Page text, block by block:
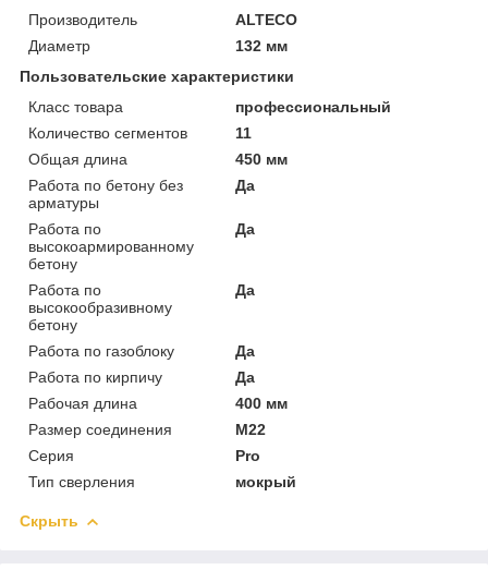
Производитель
ALTECO
Диаметр
132 мм
Пользовательские характеристики
Класс товара
профессиональный
Количество сегментов
11
Общая длина
450 мм
Работа по бетону без
арматуры
Да
Работа по
высокоармированному
бетону
Да
Работа по
высокообразивному
бетону
Да
Работа по газоблоку
Да
Работа по кирпичу
Да
Рабочая длина
400 мм
Размер соединения
М22
Серия
Pro
Тип сверления
мокрый
Скрыть